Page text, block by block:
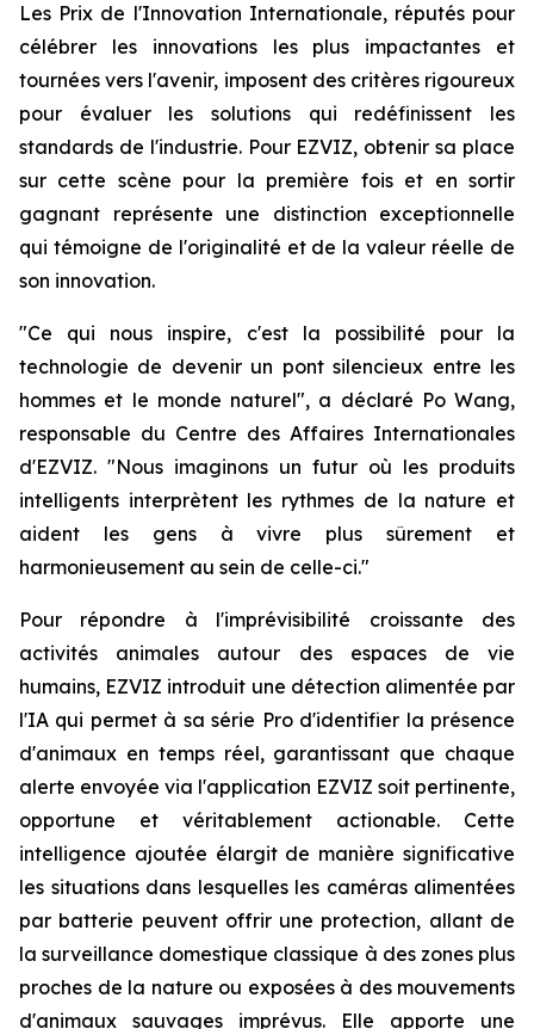
Les Prix de l'Innovation Internationale, réputés pour
célébrer les innovations les plus impactantes et
tournées vers l'avenir, imposent des critères rigoureux
pour évaluer les solutions qui redéfinissent les
standards de l'industrie. Pour EZVIZ, obtenir sa place
sur cette scène pour la première fois et en sortir
gagnant représente une distinction exceptionnelle
qui témoigne de l'originalité et de la valeur réelle de
son innovation.
"Ce qui nous inspire, c'est la possibilité pour la
technologie de devenir un pont silencieux entre les
hommes et le monde naturel", a déclaré Po Wang,
responsable du Centre des Affaires Internationales
d'EZVIZ. "Nous imaginons un futur où les produits
intelligents interprètent les rythmes de la nature et
aident les gens à vivre plus sûrement et
harmonieusement au sein de celle-ci."
Pour répondre à l'imprévisibilité croissante des
activités animales autour des espaces de vie
humains, EZVIZ introduit une détection alimentée par
l'IA qui permet à sa série Pro d'identifier la présence
d'animaux en temps réel, garantissant que chaque
alerte envoyée via l'application EZVIZ soit pertinente,
opportune et véritablement actionable. Cette
intelligence ajoutée élargit de manière significative
les situations dans lesquelles les caméras alimentées
par batterie peuvent offrir une protection, allant de
la surveillance domestique classique à des zones plus
proches de la nature ou exposées à des mouvements
d'animaux sauvages imprévus. Elle apporte une